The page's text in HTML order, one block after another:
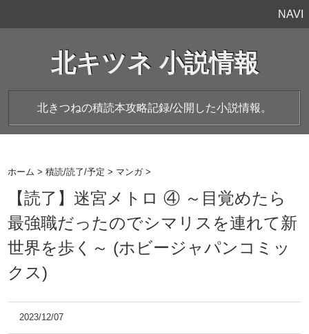
NAVI
北キツネ 小説情報
北きつねの積読本攻略記録/公開した小説情報。
ホーム >積読/読了/予定 > マンガ >
【読了】迷宮メトロ ④ ～目覚めたら
最強職だったのでシマリスを連れて新
世界を歩く～ (ホビージャパンコミッ
クス)
2023/12/07